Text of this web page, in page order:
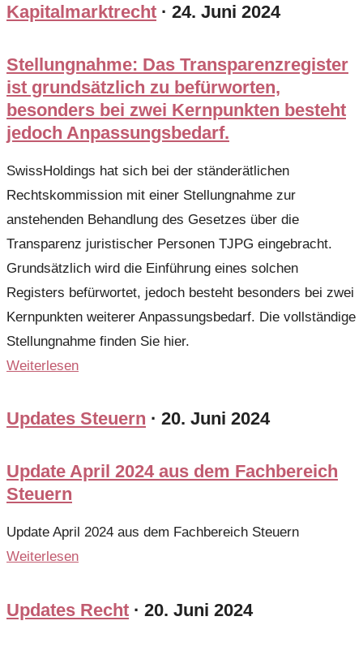
Kapitalmarktrecht · 24. Juni 2024
Stellungnahme: Das Transparenzregister
ist grundsätzlich zu befürworten,
besonders bei zwei Kernpunkten besteht
jedoch Anpassungsbedarf.
SwissHoldings hat sich bei der ständerätlichen
Rechtskommission mit einer Stellungnahme zur
anstehenden Behandlung des Gesetzes über die
Transparenz juristischer Personen TJPG eingebracht.
Grundsätzlich wird die Einführung eines solchen
Registers befürwortet, jedoch besteht besonders bei zwei
Kernpunkten weiterer Anpassungsbedarf. Die vollständige
Stellungnahme finden Sie hier.
Weiterlesen
Updates Steuern · 20. Juni 2024
Update April 2024 aus dem Fachbereich
Steuern
Update April 2024 aus dem Fachbereich Steuern
Weiterlesen
Updates Recht · 20. Juni 2024